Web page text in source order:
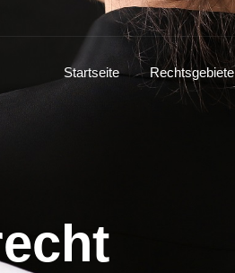
Startseite Rechtsgebiete